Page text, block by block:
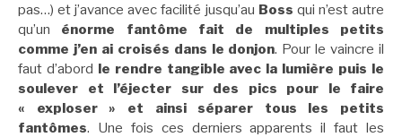
pas…) et j’avance avec facilité jusqu’au Boss qui n’est autre
qu’un énorme fantôme fait de multiples petits
comme j’en ai croisés dans le donjon. Pour le vaincre il
faut d’abord le rendre tangible avec la lumière puis le
soulever et l’éjecter sur des pics pour le faire
« exploser » et ainsi séparer tous les petits
fantômes. Une fois ces derniers apparents il faut les